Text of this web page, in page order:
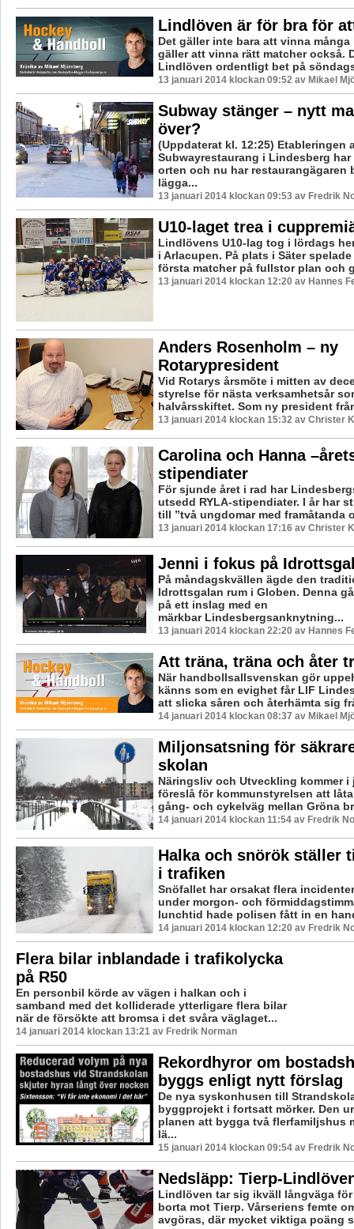
Lindlöven är för bra för
Det gäller inte bara att vinna många
gäller att vinna rätt matcher också.
Lindlöven ordentligt bet på
13 januari 2014 klockan 09:52 av Mikael
Subway stänger – nytt
över?
(Uppdaterat kl. 12:25) Etableringen
Subwayrestaurang i Lindesberg
orten och nu har restaurangägaren
lägga...
13 januari 2014 klockan 09:53 av Fredrik
U10-laget trea i
Lindlövens U10-lag tog i lördags
i Arlacupen. På plats i Säter
första matcher på fullstor plan och
13 januari 2014 klockan 12:20 av Hannes
Anders Rosenholm – ny
Rotarypresident
Vid Rotarys årsmöte i mitten av
styrelse för nästa verksamhetsår
halvårsskiftet. Som ny president
13 januari 2014 klockan 15:32 av Christer
Carolina och Hanna
stipendiater
För sjunde året i rad har
utsedd RYLA-stipendiater. I år har
till ”två ungdomar med framåtanda
13 januari 2014 klockan 17:16 av Christer
Jenni i fokus på
På måndagskvällen ägde den
Idrottsgalan rum i Globen. Denna
på ett inslag med en
märkbar Lindesbergsanknytning...
13 januari 2014 klockan 22:20 av Hannes
Att träna, träna och åter
När handbollsallsvenskan gör
känns som en evighet får LIF
att slicka såren och återhämta sig
14 januari 2014 klockan 08:37 av Mikael
Miljonsatsning för
skolan
Näringsliv och Utveckling kommer i
föreslå för kommunstyrelsen att
gång- och cykelväg mellan Gröna
14 januari 2014 klockan 11:54 av Fredrik
Halka och snörök ställer
i trafiken
Snöfallet har orsakat flera
under morgon- och
lunchtid hade polisen fått in en
14 januari 2014 klockan 12:20 av Fredrik
Flera bilar inblandade i trafikolycka
på R50
En personbil körde av vägen i halkan och i
samband med det kolliderade ytterligare flera bilar
när de försökte att bromsa i det svåra väglaget...
14 januari 2014 klockan 13:21 av Fredrik Norman
Rekordhyror om
byggs enligt nytt förslag
De nya syskonhusen till
byggprojekt i fortsatt mörker. Den
planen att bygga två flerfamiljshus
lä...
15 januari 2014 klockan 09:54 av Fredrik
Nedsläpp: Tierp-
Lindlöven tar sig ikväll långväga
borta mot Tierp. Vårseriens femte
avgöras, där mycket viktiga poäng